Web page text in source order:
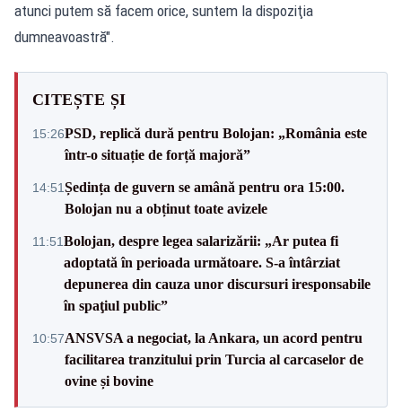
atunci putem să facem orice, suntem la dispoziţia
dumneavoastră".
CITEȘTE ȘI
15:26PSD, replică dură pentru Bolojan: „România este
într-o situație de forță majoră”
14:51Ședința de guvern se amână pentru ora 15:00.
Bolojan nu a obținut toate avizele
11:51Bolojan, despre legea salarizării: „Ar putea fi
adoptată în perioada următoare. S-a întârziat
depunerea din cauza unor discursuri iresponsabile
în spaţiul public”
10:57ANSVSA a negociat, la Ankara, un acord pentru
facilitarea tranzitului prin Turcia al carcaselor de
ovine și bovine